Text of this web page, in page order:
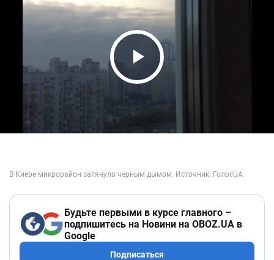
Play Video
Будьте первыми в курсе главного –
подпишитесь на Новини на OBOZ.UA в
Google
Подписаться